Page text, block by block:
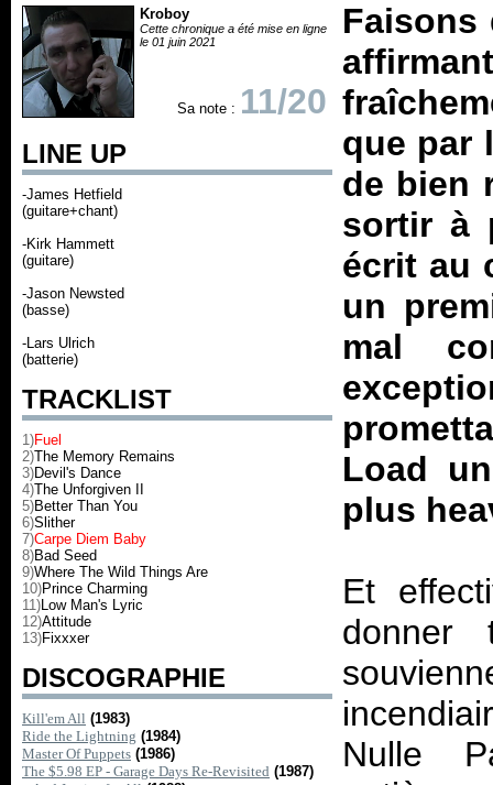
Kroboy
Cette chronique a été mise en ligne
le 01 juin 2021
Sa note : 11/20
LINE UP
-James Hetfield
(guitare+chant)
-Kirk Hammett
(guitare)
-Jason Newsted
(basse)
-Lars Ulrich
(batterie)
TRACKLIST
1)Fuel
2)The Memory Remains
3)Devil's Dance
4)The Unforgiven II
5)Better Than You
6)Slither
7)Carpe Diem Baby
8)Bad Seed
9)Where The Wild Things Are
10)Prince Charming
11)Low Man's Lyric
12)Attitude
13)Fixxxer
DISCOGRAPHIE
Kill'em All (1983)
Ride the Lightning (1984)
Master Of Puppets (1986)
The $5.98 EP - Garage Days Re-Revisited (1987)
Faisons
que par
de bien
sortir à
écrit au
un
mal
Load
plus
Et
donner
Nulle